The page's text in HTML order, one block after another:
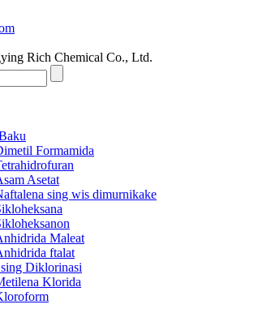
Rich Chemical Co., Ltd.
Formamida
Asetat
sing wis dimurnikake
Maleat
ftalat
Diklorinasi
Klorida